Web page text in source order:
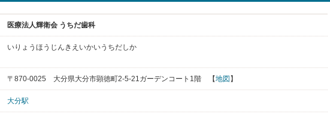
医療法人輝衛会 うちだ歯科
いりょうほうじんきえいかいうちだしか
〒870-0025 大分県大分市顕徳町2-5-21ガーデンコート1階 【地図 】
大分駅